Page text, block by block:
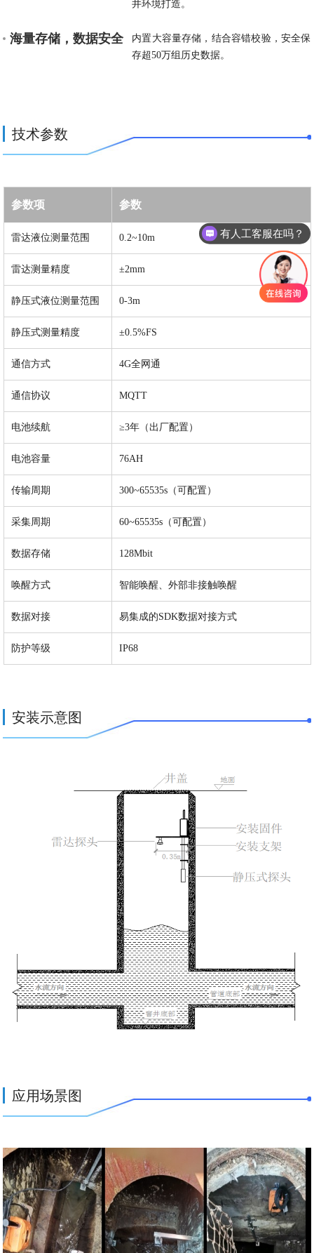
井环境打造。
海量存储，数据安全
内置大容量存储，结合容错校验，安全保
存超50万组历史数据。
技术参数
参数项 参数
雷达液位测量范围 0.2~10m
雷达测量精度 ±2mm
静压式液位测量范围 0-3m
静压式测量精度 ±0.5%FS
通信方式 4G全网通
通信协议 MQTT
电池续航 ≥3年（出厂配置）
电池容量 76AH
传输周期 300~65535s（可配置）
采集周期 60~65535s（可配置）
数据存储 128Mbit
唤醒方式 智能唤醒、外部非接触唤醒
数据对接 易集成的SDK数据对接方式
防护等级 IP68
安装示意图
应用场景图
有人工客服在吗？